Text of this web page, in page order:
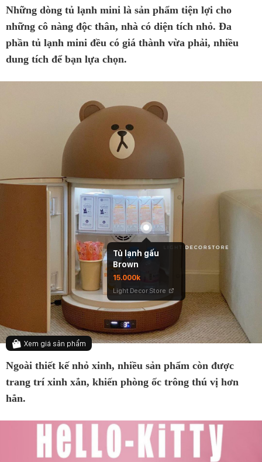
Những dòng tủ lạnh mini là sản phẩm tiện lợi cho
những cô nàng độc thân, nhà có diện tích nhỏ. Đa
phần tủ lạnh mini đều có giá thành vừa phải, nhiều
dung tích để bạn lựa chọn.
Xem giá sản phẩm
Tủ lạnh gấu
Brown
15.000k
Light Decor Store
Ngoài thiết kế nhỏ xinh, nhiều sản phẩm còn được
trang trí xinh xắn, khiến phòng ốc trông thú vị hơn
hẳn.